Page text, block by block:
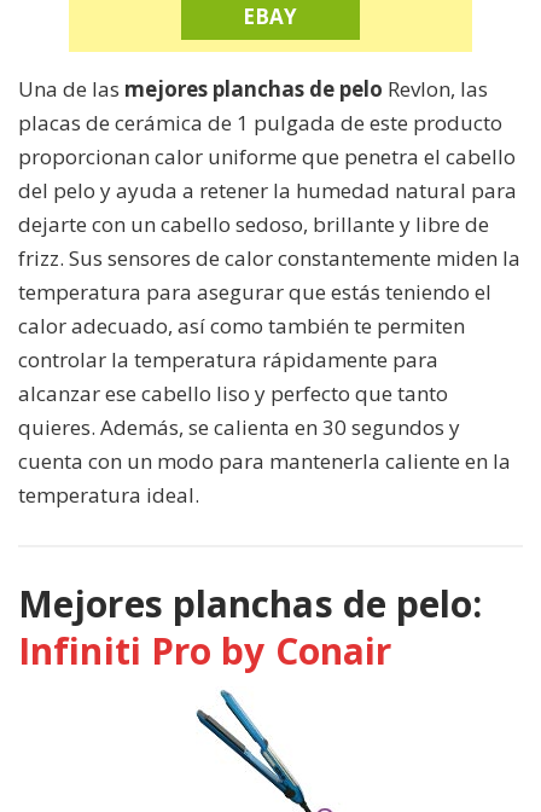
EBAY
Una de las mejores planchas de pelo Revlon, las
placas de cerámica de 1 pulgada de este producto
proporcionan calor uniforme que penetra el cabello
del pelo y ayuda a retener la humedad natural para
dejarte con un cabello sedoso, brillante y libre de
frizz. Sus sensores de calor constantemente miden la
temperatura para asegurar que estás teniendo el
calor adecuado, así como también te permiten
controlar la temperatura rápidamente para
alcanzar ese cabello liso y perfecto que tanto
quieres. Además, se calienta en 30 segundos y
cuenta con un modo para mantenerla caliente en la
temperatura ideal.
Mejores planchas de pelo:
Infiniti Pro by Conair